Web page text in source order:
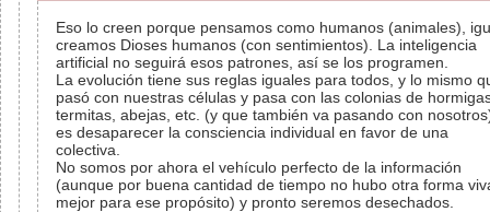
Eso lo creen porque pensamos como humanos (animales),
creamos Dioses humanos (con sentimientos). La inteligencia
artificial no seguirá esos patrones, así se los programen.
La evolución tiene sus reglas iguales para todos, y lo mismo
pasó con nuestras células y pasa con las colonias de
termitas, abejas, etc. (y que también va pasando con
es desaparecer la consciencia individual en favor de una
colectiva.
No somos por ahora el vehículo perfecto de la información
(aunque por buena cantidad de tiempo no hubo otra forma
mejor para ese propósito) y pronto seremos desechados.